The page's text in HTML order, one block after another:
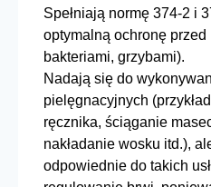
Spełniają normę 374-2 i
optymalną ochronę
bakteriami, grzybami).
Nadają się do
pielęgnacyjnych
ręcznika, ściąganie
nakładanie wosku itd.),
odpowiednie do takich